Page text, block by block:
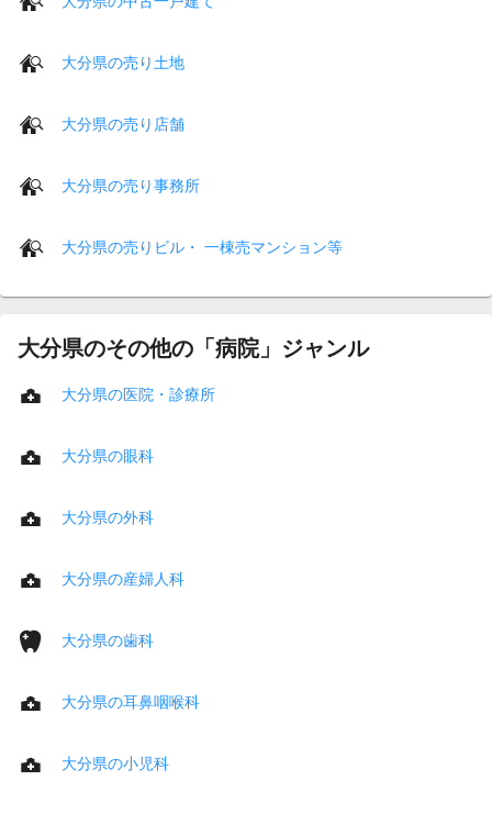
大分県の売り土地
大分県の売り店舗
大分県の売り事務所
大分県の売りビル・ 一棟売マンション等
大分県のその他の「病院」ジャンル
大分県の医院・診療所
大分県の眼科
大分県の外科
大分県の産婦人科
大分県の歯科
大分県の耳鼻咽喉科
大分県の小児科